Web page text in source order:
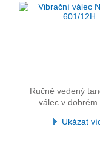
Ručně vedený
válec v dobrém
Ukázat